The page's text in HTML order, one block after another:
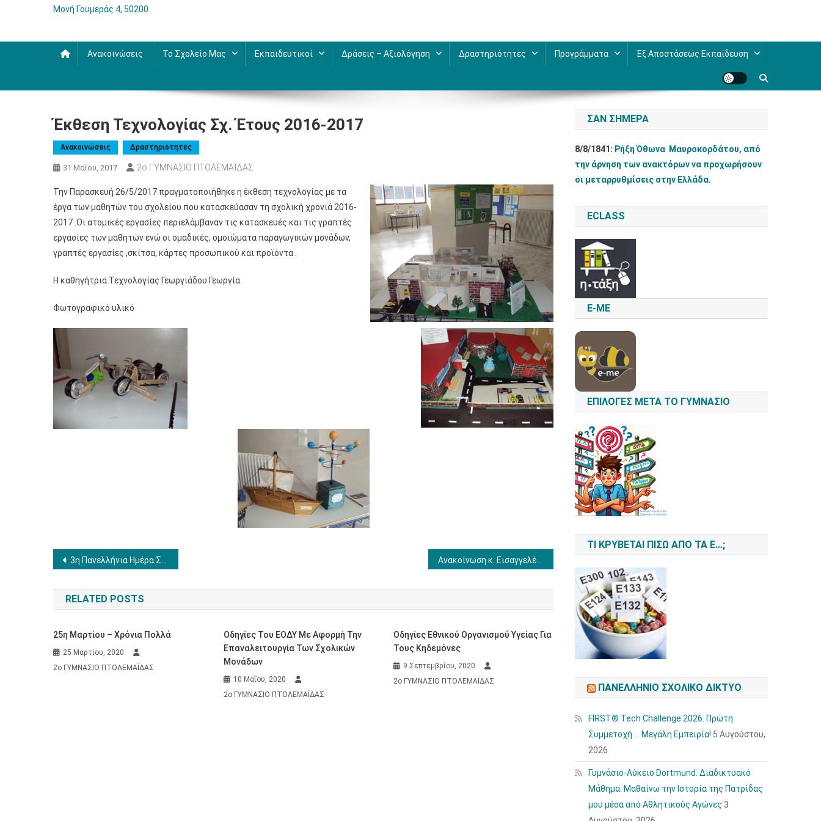
Μονή Γουμεράς 4, 50200
Ανακοινώσεις Το Σχολείο Μας Εκπαιδευτικοί Δράσεις – Αξιολόγηση Δραστηριότητες Προγράμματα Εξ Αποστάσεως Εκπαίδευση
Έκθεση Τεχνολογίας Σχ. Έτους 2016-2017
Ανακοινώσεις Δραστηριότητες
31 Μαΐου, 2017 2ο ΓΥΜΝΑΣΙΟ ΠΤΟΛΕΜΑΪΔΑΣ
Την Παρασκευή 26/5/2017 πραγματοποιήθηκε η έκθεση τεχνολογίας με τα
έργα των μαθητών του σχολείου που κατασκεύασαν τη σχολική χρονιά 2016-
2017 .Οι ατομικές εργασίες περιελάμβαναν τις κατασκευές και τις γραπτές
εργασίες των μαθητών ενώ οι ομαδικές, ομοιώματα παραγωγικών μονάδων,
γραπτές εργασίες ,σκίτσα, κάρτες προσωπικού και προϊόντα .
Η καθηγήτρια Τεχνολογίας Γεωργιάδου Γεωργία.
Φωτογραφικό υλικό
Πλοήγηση
άρθρων
3η Πανελλήνια Ημέρα Σχολικού Αθλητισμού
RELATED POSTS
25η Μαρτίου – Χρόνια Πολλά
25 Μαρτίου, 2020
2ο ΓΥΜΝΑΣΙΟ ΠΤΟΛΕΜΑΪΔΑΣ
Οδηγίες Του ΕΟΔΥ Με Αφορμή Την
Επαναλειτουργία Των Σχολικών
Μονάδων
10 Μαΐου, 2020
2ο ΓΥΜΝΑΣΙΟ ΠΤΟΛΕΜΑΪΔΑΣ
Οδηγίες Εθνικού Οργανισμού Υγείας Για
Τους Κηδεμόνες
9 Σεπτεμβρίου, 2020
2ο ΓΥΜΝΑΣΙΟ ΠΤΟΛΕΜΑΪΔΑΣ
ΣΑΝ ΣΉΜΕΡΑ
8/8/1841: Ρήξη Όθωνα  Μαυροκορδάτου, από
την άρνηση των ανακτόρων να προχωρήσουν
οι μεταρρυθμίσεις στην Ελλάδα.
ECLASS
E-ME
ΕΠΙΛΟΓΈΣ ΜΕΤΆ ΤΟ ΓΥΜΝΆΣΙΟ
ΤΙ ΚΡΎΒΕΤΑΙ ΠΊΣΩ ΑΠΌ ΤΑ Ε…;
ΠΑΝΕΛΛΉΝΙΟ ΣΧΟΛΙΚΌ ΔΊΚΤΥΟ
FIRST® Tech Challenge 2026. Πρώτη
Συμμετοχή … Μεγάλη Εμπειρία! 5 Αυγούστου,
2026
Γυμνάσιο-Λύκειο Dortmund. Διαδικτυακό
Μάθημα. Μαθαίνω την Ιστορία της Πατρίδας
μου μέσα από Αθλητικούς Αγώνες 3